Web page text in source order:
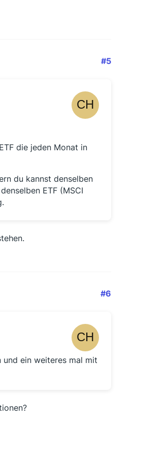
#5
die jeden Monat in
du kannst denselben
ETF (MSCI
#6
und ein weiteres mal mit